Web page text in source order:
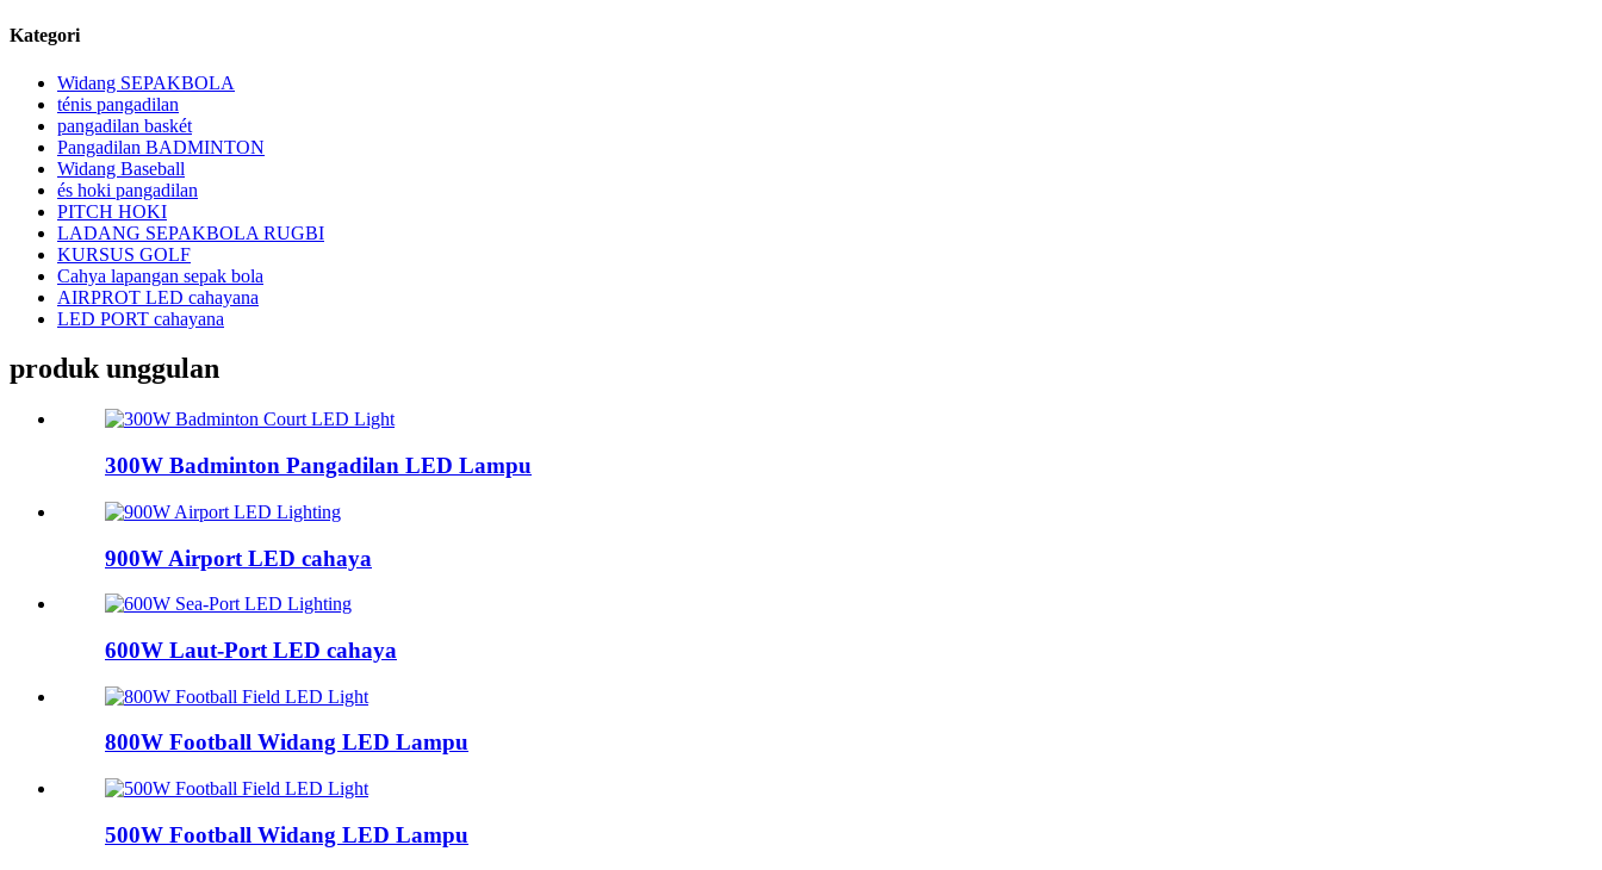
Kategori
Widang SEPAKBOLA
ténis pangadilan
pangadilan baskét
Pangadilan BADMINTON
Widang Baseball
és hoki pangadilan
PITCH HOKI
LADANG SEPAKBOLA RUGBI
KURSUS GOLF
Cahya lapangan sepak bola
AIRPROT LED cahayana
LED PORT cahayana
produk unggulan
300W Badminton Pangadilan LED Lampu
900W Airport LED cahaya
600W Laut-Port LED cahaya
800W Football Widang LED Lampu
500W Football Widang LED Lampu